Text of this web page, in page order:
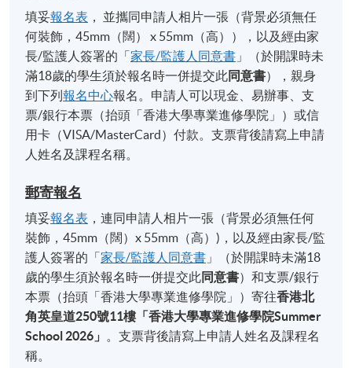
填妥報名表 ， 並攜同申請人相片一張（背景必須無任
何裝飾，45mm（闊） x 55mm（高）），以及經由家
長/監護人簽署的「家長/監護人同意書 」（於開課時未
滿18歲的學生須於報名時一併提交此同意書），親身
到下列報名中心報名。申請人可以現金、易辦事、支
票/銀行本票（抬頭「香港大學專業進修學院」）或信
用卡（VISA/MasterCard）付款。支票背後請寫上申請
人姓名及課程名稱。
郵寄報名
填妥報名表 ，連同申請人相片一張（背景必須無任何
裝飾，45mm（闊）x 55mm（高）)，以及經由家長/監
護人簽署的「家長/監護人同意書 」（於開課時未滿18
歲的學生須於報名時一併提交此同意書）和支票/銀行
本票（抬頭「香港大學專業進修學院」）寄往香港北
角英皇道250號11樓「香港大學專業進修學院Summer
School 2026 」
。支票背後請寫上申請人姓名及課程名
稱。